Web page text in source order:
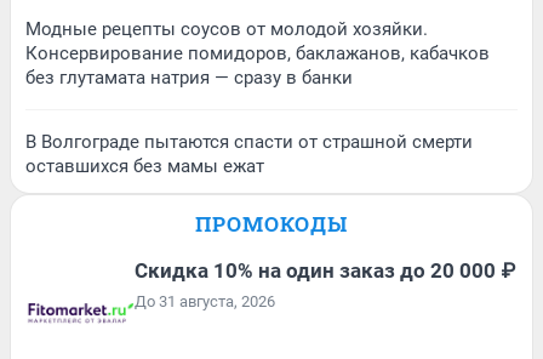
Модные рецепты соусов от молодой хозяйки.
Консервирование помидоров, баклажанов, кабачков
без глутамата натрия — сразу в банки
В Волгограде пытаются спасти от страшной смерти
оставшихся без мамы ежат
ПРОМОКОДЫ
Скидка 10% на один заказ до 20 000 ₽
До 31 августа, 2026